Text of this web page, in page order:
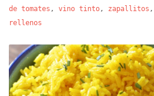
de tomates , vino tinto, zapallitos ,
rellenos